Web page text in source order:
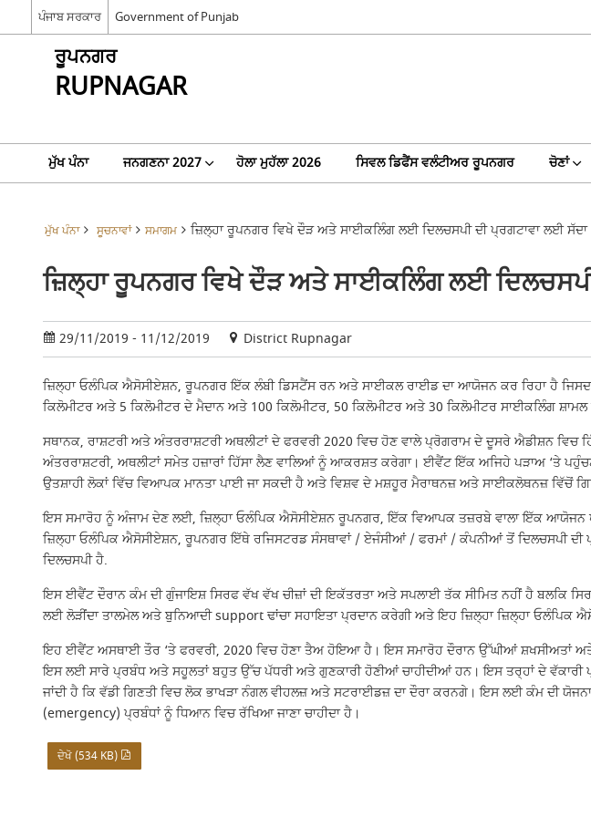
ਪੰਜਾਬ ਸਰਕਾਰ Government of Punjab
ਰੂਪਨਗਰ
RUPNAGAR
ਮੁੱਖ ਪੰਨਾ ਜਨਗਣਨਾ 2027 ਹੋਲਾ ਮੁਹੱਲਾ 2026 ਸਿਵਲ ਡਿਫੈਂਸ ਵਲੰਟੀਅਰ ਰੂਪਨਗਰ ਚੋਣਾਂ
ਮੁੱਖ ਪੰਨਾ ਸੂਚਨਾਵਾਂ ਸਮਾਗਮ ਜ਼ਿਲ੍ਹਾ ਰੂਪਨਗਰ ਵਿਖੇ ਦੌੜ ਅਤੇ ਸਾਈਕਲਿੰਗ ਲਈ ਦਿਲਚਸਪੀ ਦੀ ਪ੍ਰਗਟਾਵਾ ਲਈ ਸੱਦਾ
ਜ਼ਿਲ੍ਹਾ ਰੂਪਨਗਰ ਵਿਖੇ ਦੌੜ ਅਤੇ ਸਾਈਕਲਿੰਗ ਲਈ
29/11/2019 - 11/12/2019 District Rupnagar
ਜ਼ਿਲ੍ਹਾ ਓਲੰਪਿਕ ਐਸੋਸੀਏਸ਼ਨ, ਰੂਪਨਗਰ ਇੱਕ ਲੰਬੀ ਡਿਸਟੈਂਸ ਰਨ ਅਤੇ ਸਾਈਕਲ ਰਾਈਡ ਦਾ ਆਯੋਜਨ ਕਰ ਰਿਹਾ ਹੈ
ਕਿਲੋਮੀਟਰ ਅਤੇ 5 ਕਿਲੋਮੀਟਰ ਦੇ ਮੈਦਾਨ ਅਤੇ 100 ਕਿਲੋਮੀਟਰ, 50 ਕਿਲੋਮੀਟਰ ਅਤੇ 30 ਕਿਲੋਮੀਟਰ ਸਾਈਕਲਿੰਗ ਸ਼ਾਮਲ
ਸਥਾਨਕ, ਰਾਸ਼ਟਰੀ ਅਤੇ ਅੰਤਰਰਾਸ਼ਟਰੀ ਅਥਲੀਟਾਂ ਦੇ ਫਰਵਰੀ 2020 ਵਿਚ ਹੋਣ ਵਾਲੇ ਪ੍ਰੋਗਰਾਮ ਦੇ ਦੂਸਰੇ ਐਡੀਸ਼ਨ
ਅੰਤਰਰਾਸ਼ਟਰੀ, ਅਥਲੀਟਾਂ ਸਮੇਤ ਹਜ਼ਾਰਾਂ ਹਿੱਸਾ ਲੈਣ ਵਾਲਿਆਂ ਨੂੰ ਆਕਰਸ਼ਤ ਕਰੇਗਾ। ਈਵੈਂਟ ਇੱਕ ਅਜਿਹੇ ਪੜਾਅ ‘ਤੇ
ਉਤਸ਼ਾਹੀ ਲੋਕਾਂ ਵਿੱਚ ਵਿਆਪਕ ਮਾਨਤਾ ਪਾਈ ਜਾ ਸਕਦੀ ਹੈ ਅਤੇ ਵਿਸ਼ਵ ਦੇ ਮਸ਼ਹੂਰ ਮੈਰਾਥਨਜ਼ ਅਤੇ ਸਾਈਕਲੋਥਨਜ਼ ਵਿੱਚੋਂ
ਇਸ ਸਮਾਰੋਹ ਨੂੰ ਅੰਜਾਮ ਦੇਣ ਲਈ, ਜ਼ਿਲ੍ਹਾ ਓਲੰਪਿਕ ਐਸੋਸੀਏਸ਼ਨ ਰੂਪਨਗਰ, ਇੱਕ ਵਿਆਪਕ ਤਜ਼ਰਬੇ ਵਾਲਾ ਇੱਕ ਆਯੋਜਨ
ਜ਼ਿਲ੍ਹਾ ਓਲੰਪਿਕ ਐਸੋਸੀਏਸ਼ਨ, ਰੂਪਨਗਰ ਇੱਥੇ ਰਜਿਸਟਰਡ ਸੰਸਥਾਵਾਂ / ਏਜੰਸੀਆਂ / ਫਰਮਾਂ / ਕੰਪਨੀਆਂ ਤੋਂ ਦਿਲਚਸਪੀ ਦੀ
ਦਿਲਚਸਪੀ ਹੈ.
ਇਸ ਈਵੈਂਟ ਦੌਰਾਨ ਕੰਮ ਦੀ ਗੁੰਜਾਇਸ਼ ਸਿਰਫ ਵੱਖ ਵੱਖ ਚੀਜ਼ਾਂ ਦੀ ਇਕੱਤਰਤਾ ਅਤੇ ਸਪਲਾਈ ਤੱਕ ਸੀਮਿਤ ਨਹੀਂ ਹੈ ਬਲਕਿ
ਲਈ ਲੋੜੀਂਦਾ ਤਾਲਮੇਲ ਅਤੇ ਬੁਨਿਆਦੀ support ਢਾਂਚਾ ਸਹਾਇਤਾ ਪ੍ਰਦਾਨ ਕਰੇਗੀ ਅਤੇ ਇਹ ਜ਼ਿਲ੍ਹਾ ਜ਼ਿਲ੍ਹਾ ਓਲੰਪਿਕ
ਇਹ ਈਵੈਂਟ ਅਸਥਾਈ ਤੌਰ ‘ਤੇ ਫਰਵਰੀ, 2020 ਵਿਚ ਹੋਣਾ ਤੈਅ ਹੋਇਆ ਹੈ। ਇਸ ਸਮਾਰੋਹ ਦੌਰਾਨ ਉੱਘੀਆਂ ਸ਼ਖਸੀਅਤਾਂ ਅਤੇ
ਇਸ ਲਈ ਸਾਰੇ ਪ੍ਰਬੰਧ ਅਤੇ ਸਹੂਲਤਾਂ ਬਹੁਤ ਉੱਚ ਪੱਧਰੀ ਅਤੇ ਗੁਣਕਾਰੀ ਹੋਣੀਆਂ ਚਾਹੀਦੀਆਂ ਹਨ। ਇਸ ਤਰ੍ਹਾਂ ਦੇ ਵੱਕਾਰੀ
ਜਾਂਦੀ ਹੈ ਕਿ ਵੱਡੀ ਗਿਣਤੀ ਵਿਚ ਲੋਕ ਭਾਖੜਾ ਨੰਗਲ ਵੀਹਲਜ਼ ਅਤੇ ਸਟਰਾਈਡਜ਼ ਦਾ ਦੌਰਾ ਕਰਨਗੇ। ਇਸ ਲਈ ਕੰਮ ਦੀ
(emergency) ਪ੍ਰਬੰਧਾਂ ਨੂੰ ਧਿਆਨ ਵਿਚ ਰੱਖਿਆ ਜਾਣਾ ਚਾਹੀਦਾ ਹੈ।
ਦੇਖੋ (534 KB)